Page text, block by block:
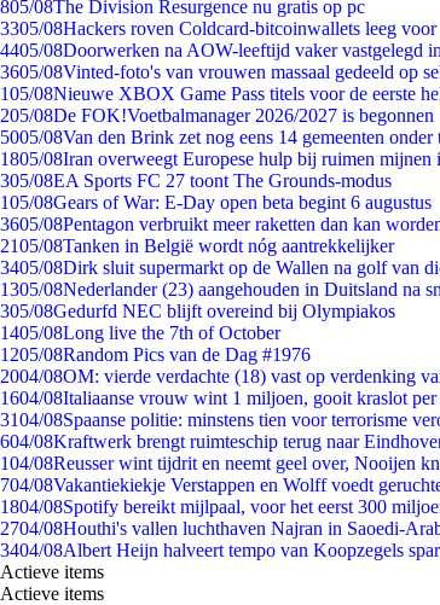
805/08The Division Resurgence nu gratis op pc
3305/08Hackers roven Coldcard-bitcoinwallets leeg
4405/08Doorwerken na AOW-leeftijd vaker vastgelegd
3605/08Vinted-foto's van vrouwen massaal gedeeld op
105/08Nieuwe XBOX Game Pass titels voor de eerste
205/08De FOK!Voetbalmanager 2026/2027 is begonnen
5005/08Van den Brink zet nog eens 14 gemeenten
1805/08Iran overweegt Europese hulp bij ruimen mijnen
305/08EA Sports FC 27 toont The Grounds-modus
105/08Gears of War: E-Day open beta begint 6 augustus
3605/08Pentagon verbruikt meer raketten dan kan
2105/08Tanken in België wordt nóg aantrekkelijker
3405/08Dirk sluit supermarkt op de Wallen na golf van
1305/08Nederlander (23) aangehouden in Duitsland na
305/08Gedurfd NEC blijft overeind bij Olympiakos
1405/08Long live the 7th of October
1205/08Random Pics van de Dag #1976
2004/08OM: vierde verdachte (18) vast op verdenking
1604/08Italiaanse vrouw wint 1 miljoen, gooit kraslot per
3104/08Spaanse politie: minstens tien voor terrorisme
604/08Kraftwerk brengt ruimteschip terug naar
104/08Reusser wint tijdrit en neemt geel over, Nooijen
704/08Vakantiekiekje Verstappen en Wolff voedt
1804/08Spotify bereikt mijlpaal, voor het eerst 300
2704/08Houthi's vallen luchthaven Najran in Saoedi-
3404/08Albert Heijn halveert tempo van Koopzegels
Actieve items
Actieve items